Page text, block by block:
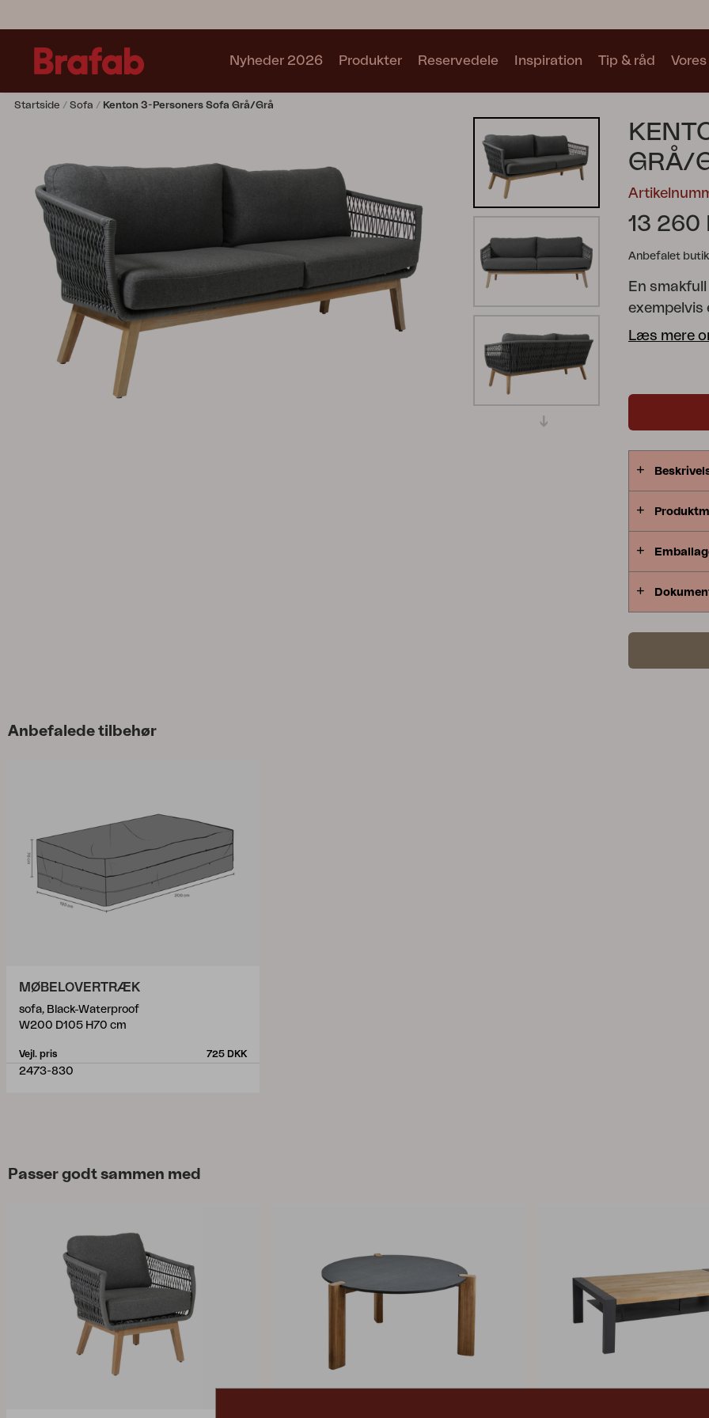
Nyheder 2026 Produkter
Sofa
Lænestol
Stol
Bord
Udekøkken
Solseng
Relax
Hængesofa
Parasol
Pavillion
Samlinger
Se alle samlinger
Motty Blixt Trolly
Grower Greens
Reservedele Inspiration Tip & råd
Startside Sofa Kenton 3-Personers Sofa Grå/grå
GRÅ/
13 260
Anbefalet
En
exempelvis
ger
Matstolen
Læs mere
Anbefalede tilbehør
MØBELOVERTRÆK
sofa, Black-Waterproof
W200 D105 H70 cm
Vejl. pris 725 DKK
2473-830
Passer godt sammen med